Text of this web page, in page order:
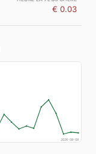
€ 0.03
2026-08-08